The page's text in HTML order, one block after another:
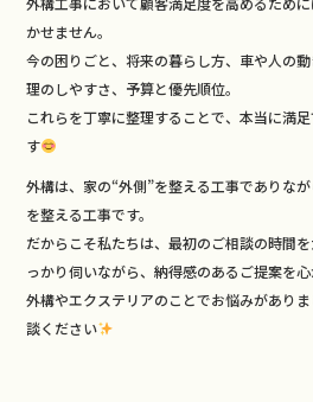
かせません。
今の困りごと、将来の暮らし方、車や人の
理のしやすさ、予算と優先順位。
これらを丁寧に整理することで、本当に満
す
外構は、家の“外側”を整える工事でありな
を整える工事です。
だからこそ私たちは、最初のご相談の時間
っかり伺いながら、納得感のあるご提案を
外構やエクステリアのことでお悩みがあり
談ください